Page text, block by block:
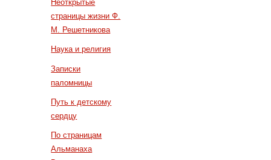
Неоткрытые
страницы жизни Ф.
М. Решетникова
Наука и религия
Записки
паломницы
Путь к детскому
сердцу
По страницам
Альманаха